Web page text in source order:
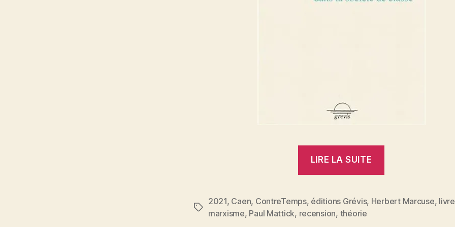
LIRE LA SUITE
Les
Étiquettes
2021, Caen, ContreTemps, éditions Grévis, Herbert Marcuse, livre
marxisme, Paul Mattick, recension, théorie